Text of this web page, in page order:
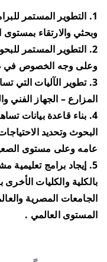
1. التطوير المستمر
وبحثي والارتقاء بمستوى
2. التطوير المستمر
وعلى وجه الخصوص في
3. تطوير الآليات التي
المزارع – الجهاز الفني
4. بناء قاعدة بيانات
البحوث وتحديد
عامه وعلى مستوى
5. إيجاد برامج
بالكلية والكليات
الجامعات المصرية
المستوى العالمي .